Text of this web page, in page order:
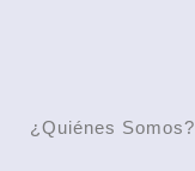
¿Quiénes Somos?